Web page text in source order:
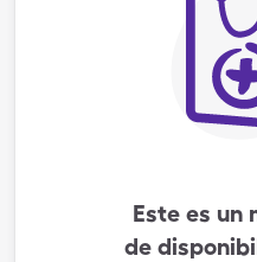
Este es un
de